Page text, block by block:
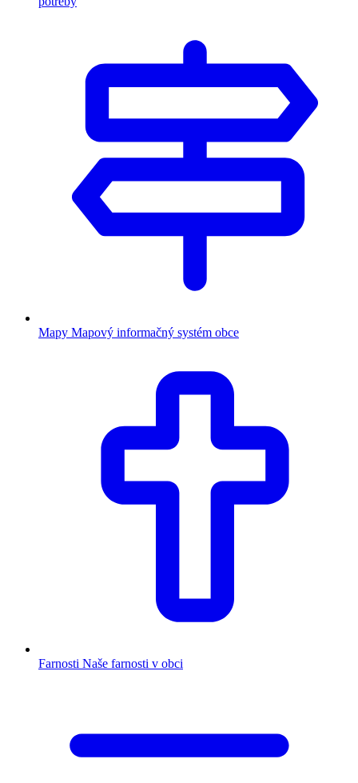
Mapy Mapový informačný systém obce
Farnosti Naše farnosti v obci